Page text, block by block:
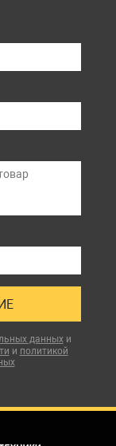
данныхи
и политикой